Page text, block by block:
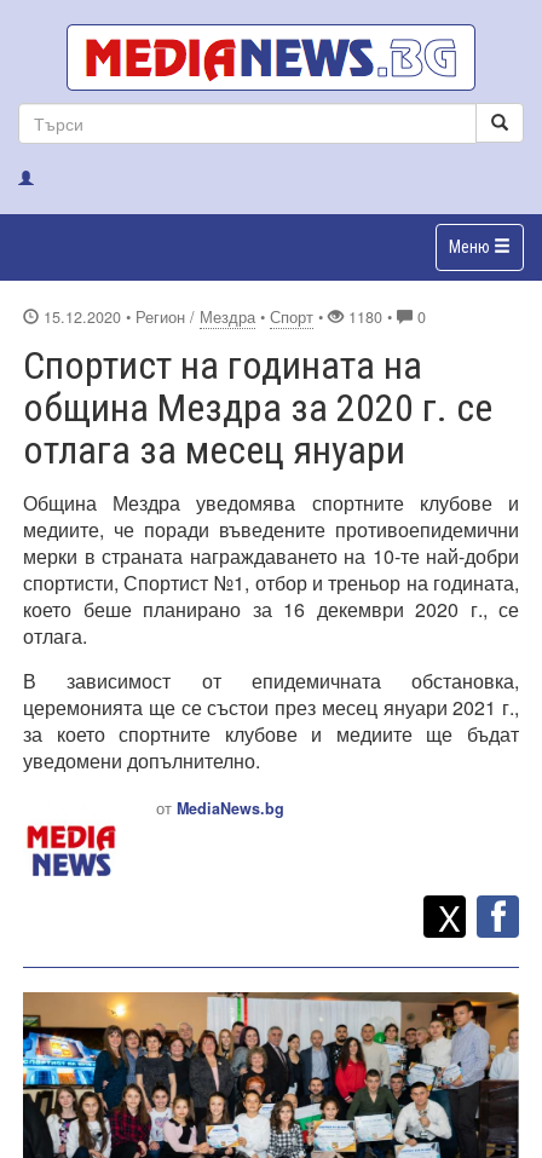
Меню
15.12.2020 • Регион / Мездра • Спорт • 1180 • 0
Спортист на годината на
община Мездра за 2020 г. се
отлага за месец януари
Община Мездра уведомява спортните клубове и
медиите, че поради въведените противоепидемични
мерки в страната награждаването на 10-те най-добри
спортисти, Спортист №1, отбор и треньор на годината,
което беше планирано за 16 декември 2020 г., се
отлага.
В зависимост от епидемичната обстановка,
церемонията ще се състои през месец януари 2021 г.,
за което спортните клубове и медиите ще бъдат
уведомени допълнително.
от MediaNews.bg
Споделете
X